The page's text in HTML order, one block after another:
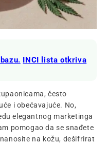
INCI lista otkriva
često
i obećavajuće. No,
elegantnog marketinga
pomogao da se snađete
na kožu, dešifrirat